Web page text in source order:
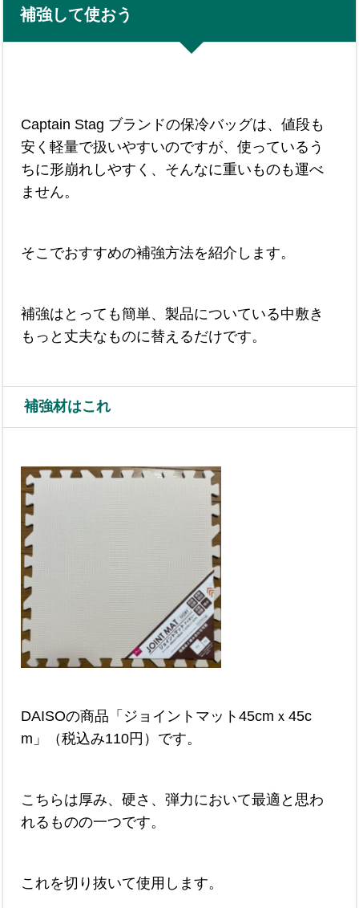
補強して使おう
Captain Stag ブランドの保冷バッグは、値段も
安く軽量で扱いやすいのですが、使っているう
ちに形崩れしやすく、そんなに重いものも運べ
ません。
そこでおすすめの補強方法を紹介します。
補強はとっても簡単、製品についている中敷き
もっと丈夫なものに替えるだけです。
補強材はこれ
DAISOの商品「ジョイントマット45cmｘ45c
m」（税込み110円）です。
こちらは厚み、硬さ、弾力において最適と思わ
れるものの一つです。
これを切り抜いて使用します。